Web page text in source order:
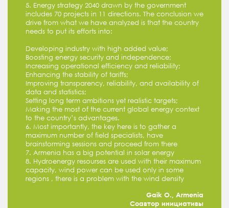
5. Energy strategy 2040 drawn by the government
includes 70 projects in 11 directions. The conclusion we
drive from what we have analyzed is that the country
needs to put its efforts into:
Developing industry with high added value;
Boosting energy security and independence;
Increasing operational efficiency and reliability;
Enhancing the stability of tariffs;
Improving transparency, reliability, and availability of
data and statistics;
Setting long term ambitions yet realistic targets;
Making the most of the current global energy context
to the country’s advantages.
6. Most importantly, the key here is to gather a
maximum number of field specialists, have
brainstorming sessions and proceed from there
7. Armenia has a big potential in solar energy
8. Hydroenergy resourses are used with their maximum
capacity, wind power can be used only in some
regions , there is a problem with the wind density
Gaik O., Armenia
Соавтор инициативы